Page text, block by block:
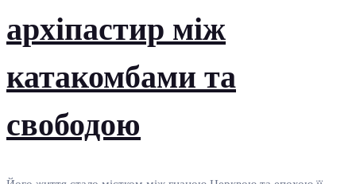
архіпастир між
катакомбами та
свободою